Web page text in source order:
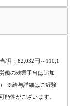
/月：82,032円～110,1
働の残業手当は追加
※給与詳細はご経験
性がございます。